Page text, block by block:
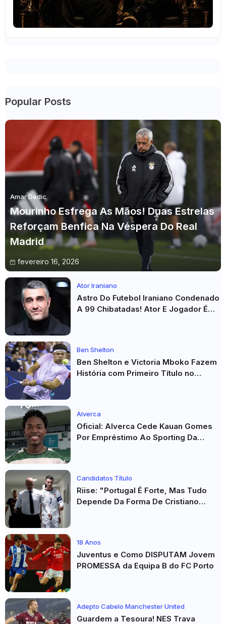
Popular Posts
Amar Dedic
Mourinho Esfrega As Mãos! Duas Estrelas
Reforçam Benfica Na Véspera Do Real
Madrid
fevereiro 16, 2026
Ator Iraniano
Astro Do Futebol Iraniano Condenado
A 99 Chibatadas! Ator E Jogador É
Ben Shelton
Ben Shelton e Victoria Mboko Fazem
História com Primeiro Título no
Alverca
Oficial: Alverca Cede Kauan Gomes
Por Empréstimo Ao Sporting Da
Candidatos Título
Riise: "Portugal É Forte, Mas Tudo
Depende Da Forma De Cristiano
18 Anos
Juventus e Como DISPUTAM Jovem
PROMESSA da Equipa B do FC Porto
Adepto Cabelo Manchester United
Guardem a Tesoura! NES Trava